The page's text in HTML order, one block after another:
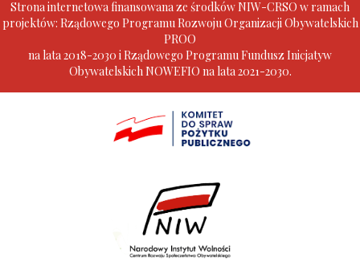
Strona internetowa finansowana ze środków NIW-CRSO w ramach
projektów: Rządowego Programu Rozwoju Organizacji Obywatelskich
PROO
na lata 2018-2030 i Rządowego Programu Fundusz Inicjatyw
Obywatelskich NOWEFIO na lata 2021-2030.